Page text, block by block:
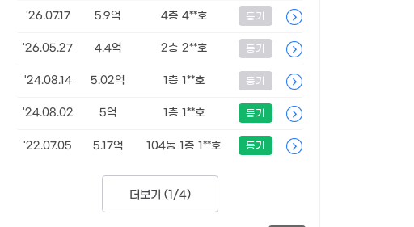
'26.07.17 5.9억 4층 4**호 등기
'26.05.27 4.4억 2층 2**호 등기
'24.08.14 5.02억 1층 1**호 등기
'24.08.02 5억 1층 1**호 등기
'22.07.05 5.17억 104동 1층 1**호 등기
더보기 (1/4)